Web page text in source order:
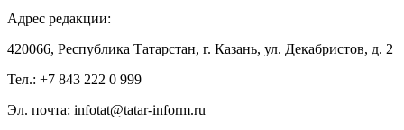
Адрес редакции:
420066, Республика Татарстан, г. Казань, ул. Декабристов, д. 2
Тел.: +7 843 222 0 999
Эл. почта: infotat@tatar-inform.ru